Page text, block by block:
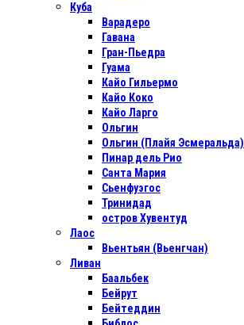
Куба
Варадеро
Гавана
Гран-Пьедра
Гуама
Кайо Гильермо
Кайо Коко
Кайо Ларго
Ольгин
Ольгин (Плайя Эсмеральда)
Пинар дель Рио
Санта Мария
Сьенфуэгос
Тринидад
остров Хувентуд
Лаос
Вьентьян (Вьенгчан)
Ливан
Баальбек
Бейрут
Бейтеддин